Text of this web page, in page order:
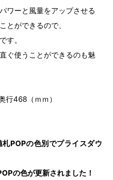
ワーと風量をアップさせる
とができるので、
す。
ぐ使うことができるのも魅
468（ｍｍ）
POPの色別でプライスダウ
の色が更新されました！